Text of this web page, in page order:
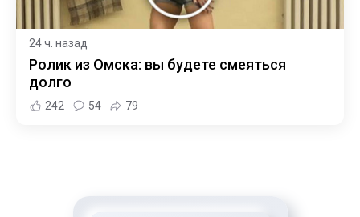
24 ч. назад
Ролик из Омска: вы будете смеяться
долго
242 54 79